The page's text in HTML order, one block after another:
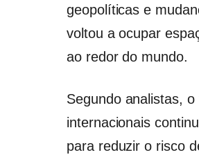
geopolíticas e
voltou a ocupar
ao redor do mundo.
Segundo analistas,
internacionais
para reduzir o risco